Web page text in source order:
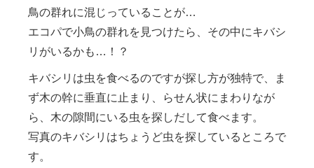
鳥の群れに混じっていることが…
エコパで小鳥の群れを見つけたら、その中にキバシ
リがいるかも…！？
キバシリは虫を食べるのですが探し方が独特で、ま
ず木の幹に垂直に止まり、らせん状にまわりなが
ら、木の隙間にいる虫を探しだして食べます。
写真のキバシリはちょうど虫を探しているところで
す。